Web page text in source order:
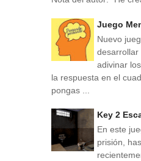
Juego
Nuevo
desarrollar
adivinar
la respuesta en el
pongas ...
Key 2
En este
prisión,